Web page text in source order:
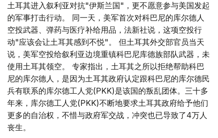
土耳其进入叙利亚对抗"伊斯兰国"，更不愿意参与美国发起
的军事打击行动。 同一天，美军首次对科巴尼的库尔德人
空投武器、弹药与医疗补给用品，法新社说，这项空投行
动"应该会让土耳其感到不悦"。 但土耳其外交部官员当天
说，美军空投给叙利亚边境重镇科巴尼库德族部队武器，未
使用土耳其领空。 专家指出，土耳其之所以拒绝帮助科巴
尼的库尔德人，是因为土耳其政府认定跟科巴尼的库尔德民
兵有联系的库尔德工人党(PKK)是该国的叛乱团体。三十多
年来，库尔德工人党(PKK)不断地要求土耳其政府给予他们
更多的自治权，不惜与政府军交战，冲突也已导致了4万人
丧生。